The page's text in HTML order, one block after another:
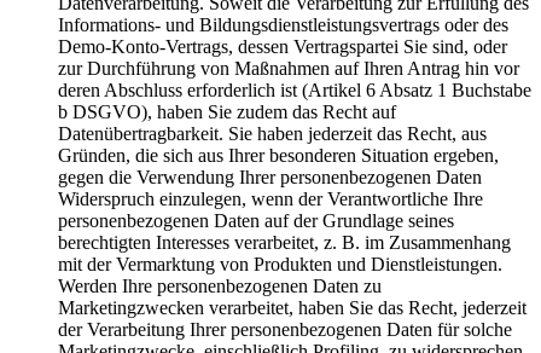
Informations- und Bildungsdienstleistungsvertrags oder des
Demo-Konto-Vertrags, dessen Vertragspartei Sie sind, oder
zur Durchführung von Maßnahmen auf Ihren Antrag hin vor
deren Abschluss erforderlich ist (Artikel 6 Absatz 1 Buchstabe
b DSGVO), haben Sie zudem das Recht auf
Datenübertragbarkeit. Sie haben jederzeit das Recht, aus
Gründen, die sich aus Ihrer besonderen Situation ergeben,
gegen die Verwendung Ihrer personenbezogenen Daten
Widerspruch einzulegen, wenn der Verantwortliche Ihre
personenbezogenen Daten auf der Grundlage seines
berechtigten Interesses verarbeitet, z. B. im Zusammenhang
mit der Vermarktung von Produkten und Dienstleistungen.
Werden Ihre personenbezogenen Daten zu
Marketingzwecken verarbeitet, haben Sie das Recht, jederzeit
der Verarbeitung Ihrer personenbezogenen Daten für solche